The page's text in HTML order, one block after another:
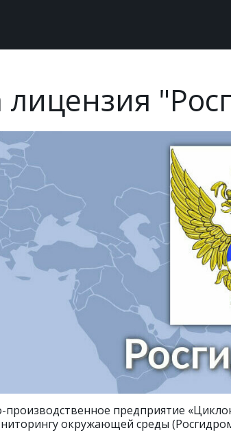
производственное предприятие
окружающей среды